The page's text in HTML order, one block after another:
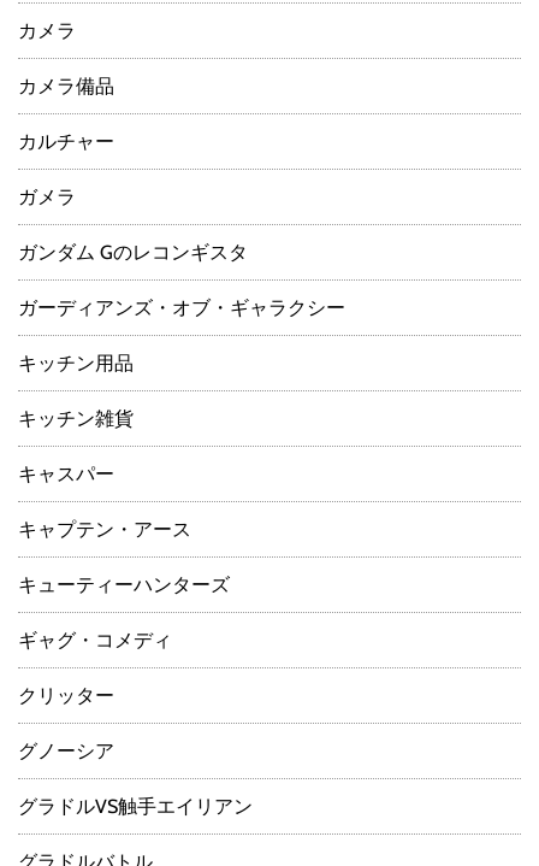
カメラ
カメラ備品
カルチャー
ガメラ
ガンダム Gのレコンギスタ
ガーディアンズ・オブ・ギャラクシー
キッチン用品
キッチン雑貨
キャスパー
キャプテン・アース
キューティーハンターズ
ギャグ・コメディ
クリッター
グノーシア
グラドルVS触手エイリアン